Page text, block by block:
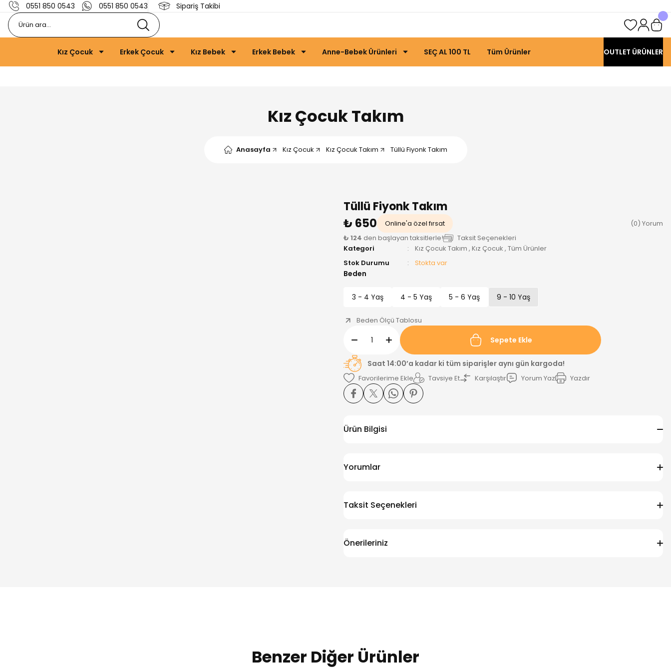
0551 850 0543 0551 850 0543 Sipariş Takibi
Kız Çocuk Erkek Çocuk Kız Bebek Erkek Bebek Anne-Bebek Ürünleri SEÇ AL 100 TL Tüm Ürünler OUTLET ÜRÜNLER
Kız Çocuk Takım
Anasayfa Kız Çocuk Kız Çocuk Takım Tüllü Fiyonk Takım
Tüllü Fiyonk Takım
₺ 650
Online'a özel fırsat
(0) Yorum
₺ 124 den başlayan taksitlerle!
Taksit Seçenekleri
Kategori
Kız Çocuk Takım , Kız Çocuk , Tüm Ürünler
Stok Durumu
Stokta var
Beden
3 - 4 Yaş 4 - 5 Yaş 5 - 6 Yaş 9 - 10 Yaş
Beden Ölçü Tablosu
Sepete Ekle
Saat 14:00’a kadar ki tüm siparişler aynı gün kargoda!
Tavsiye Et Karşılaştır Yorum Yaz Yazdır
Ürün Bilgisi
Yorumlar
Taksit Seçenekleri
Önerileriniz
Benzer Diğer Ürünler